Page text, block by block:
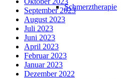
Schmerztherapie
September 2023
August 2023
Juli 2023
Juni 2023
April 2023
Februar 2023
Januar 2023
Dezember 2022